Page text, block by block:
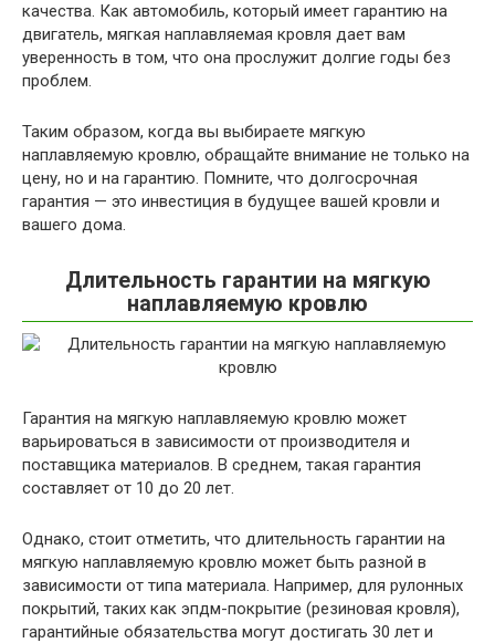
качества. Как автомобиль, который имеет гарантию на
двигатель, мягкая наплавляемая кровля дает вам
уверенность в том, что она прослужит долгие годы без
проблем.
Таким образом, когда вы выбираете мягкую
наплавляемую кровлю, обращайте внимание не только на
цену, но и на гарантию. Помните, что долгосрочная
гарантия — это инвестиция в будущее вашей кровли и
вашего дома.
Длительность гарантии на мягкую
наплавляемую кровлю
Гарантия на мягкую наплавляемую кровлю может
варьироваться в зависимости от производителя и
поставщика материалов. В среднем, такая гарантия
составляет от 10 до 20 лет.
Однако, стоит отметить, что длительность гарантии на
мягкую наплавляемую кровлю может быть разной в
зависимости от типа материала. Например, для рулонных
покрытий, таких как эпдм-покрытие (резиновая кровля),
гарантийные обязательства могут достигать 30 лет и